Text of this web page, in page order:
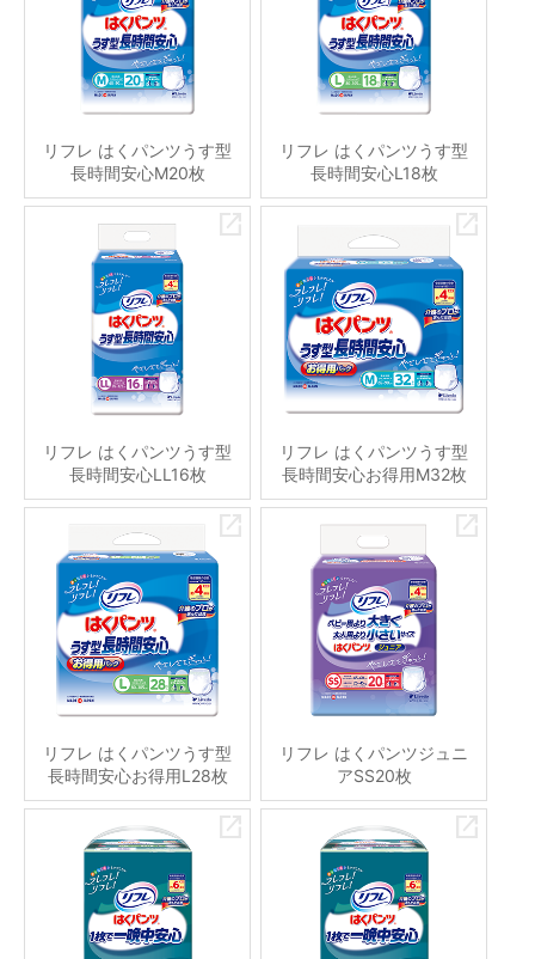
リフレ はくパンツうす型
長時間安心M20枚
リフレ はくパンツうす型
長時間安心L18枚
リフレ はくパンツうす型
長時間安心LL16枚
リフレ はくパンツうす型
長時間安心お得用M32枚
リフレ はくパンツうす型
長時間安心お得用L28枚
リフレ はくパンツジュニ
アSS20枚